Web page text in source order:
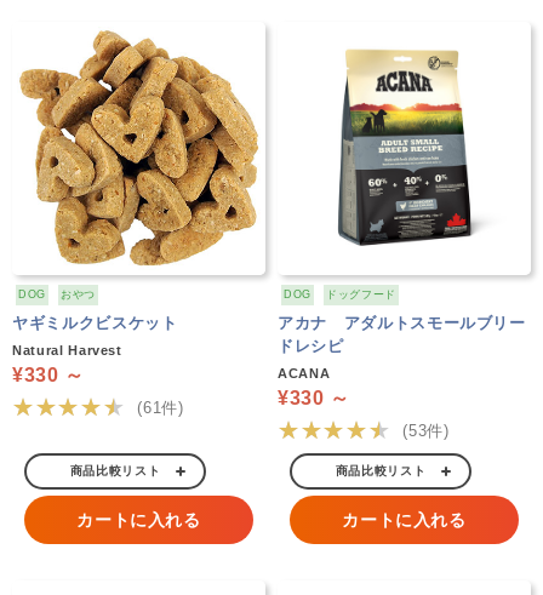
DOG おやつ
ヤギミルクビスケット
Natural Harvest
¥330 ～
★★★★★ (61件)
商品比較リスト
カートに入れる
DOG ドッグフード
アカナ アダルトスモールブリー
ドレシピ
ACANA
¥330 ～
★★★★★ (53件)
商品比較リスト
カートに入れる